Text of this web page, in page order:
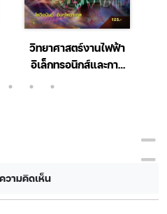
วิทยาศาสตร์งานไฟฟ้า
อิเล็กทรอนิกส์และการ
สื่อสาร รหัสวิชา30000-
วามคิดเห็น